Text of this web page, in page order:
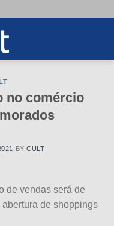
no comércio
BYCULT
de vendas será de
de shoppings